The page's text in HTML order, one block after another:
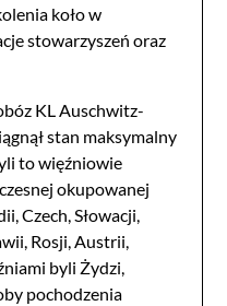
koło w
stowarzyszeń oraz
KL Auschwitz-
stan maksymalny
to więźniowie
okupowanej
Czech, Słowacji,
Rosji, Austrii,
byli Żydzi,
pochodzenia